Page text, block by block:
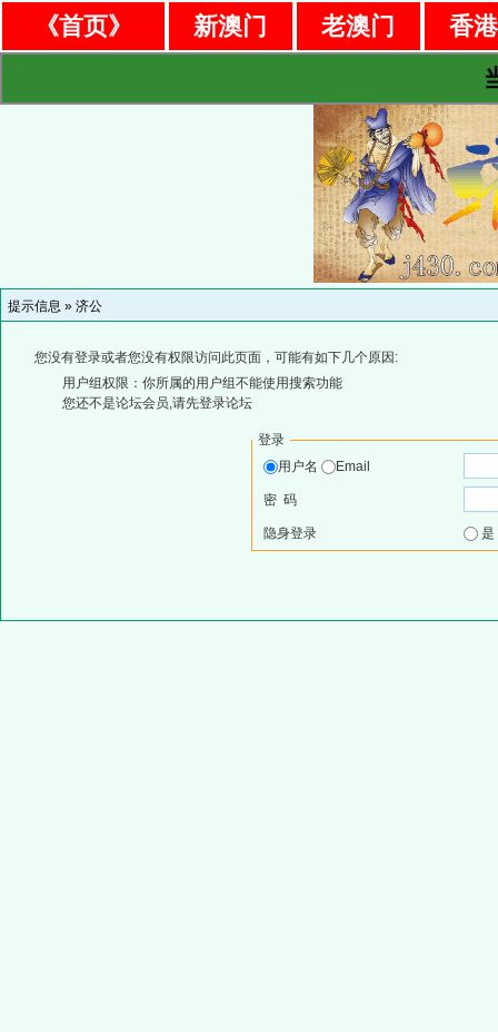
《首页》 新澳门 老澳门
香
提示信息 » 济公
您没有登录或者您没有权限访问此页面，可能有如下几个原因:
用户组权限：你所属的用户组不能使用搜索功能
您还不是论坛会员,请先登录论坛
登录
用户名
Email
密 码
隐身登录